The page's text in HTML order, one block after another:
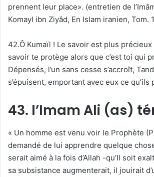
prennent leur place». (entretien de
Komayl ibn Ziyâd, En Islam iranien, Tom.
42.Ô Kumaïl ! Le savoir est plus
savoir te protège alors que c’est toi qui
Dépensés, l’un sans cesse s’accroît,
s’épuisent, emportant avec eux ce qu’ils
43. l’Imam Ali (as)
« Un homme est venu voir le Prophète
demandé de lui apprendre quelque
serait aimé à la fois d’Allah -qu’Il soit
sa subsistance augmenterait, il jouirait